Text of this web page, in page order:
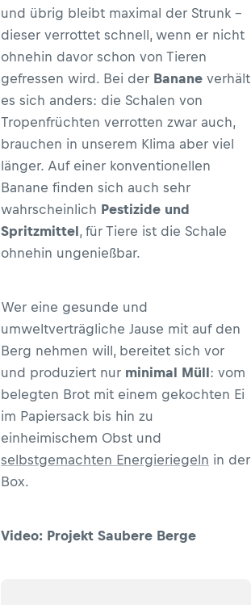
und übrig bleibt maximal der Strunk –
dieser verrottet schnell, wenn er nicht
ohnehin davor schon von Tieren
gefressen wird. Bei der Banane verhält
es sich anders: die Schalen von
Tropenfrüchten verrotten zwar auch,
brauchen in unserem Klima aber viel
länger. Auf einer konventionellen
Banane finden sich auch sehr
wahrscheinlich Pestizide und
Spritzmittel, für Tiere ist die Schale
ohnehin ungenießbar.
Wer eine gesunde und
umweltverträgliche Jause mit auf den
Berg nehmen will, bereitet sich vor
und produziert nur minimal Müll: vom
belegten Brot mit einem gekochten Ei
im Papiersack bis hin zu
einheimischem Obst und
selbstgemachten Energieriegeln in der
Box.
Video: Projekt Saubere Berge